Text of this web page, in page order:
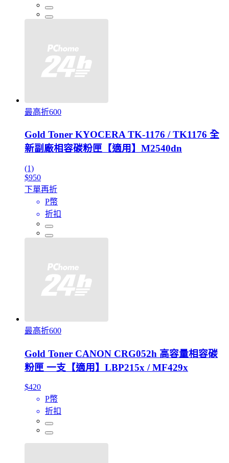
最高折600
Gold Toner KYOCERA TK-1176 / TK1176 全
新副廠相容碳粉匣【適用】M2540dn
(1)
$950
下單再折
P幣
折扣
最高折600
Gold Toner CANON CRG052h 高容量相容碳
粉匣 一支【適用】LBP215x / MF429x
$420
P幣
折扣